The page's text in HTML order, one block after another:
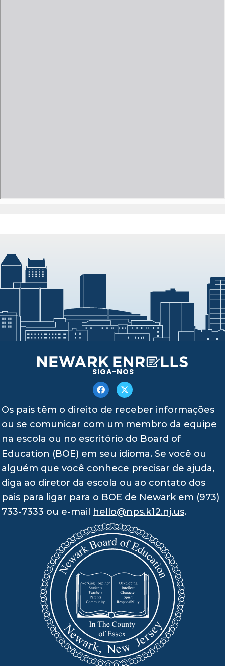
SIGA-NOS
Os pais têm o direito de receber informações
ou se comunicar com um membro da equipe
na escola ou no escritório do Board of
Education (BOE) em seu idioma. Se você ou
alguém que você conhece precisar de ajuda,
diga ao diretor da escola ou ao contato dos
pais para ligar para o BOE de Newark em (973)
733-7333 ou e-mail
hello@nps.k12.nj.us.